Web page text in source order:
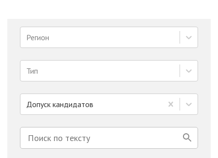
Регион
Тип
Допуск кандидатов